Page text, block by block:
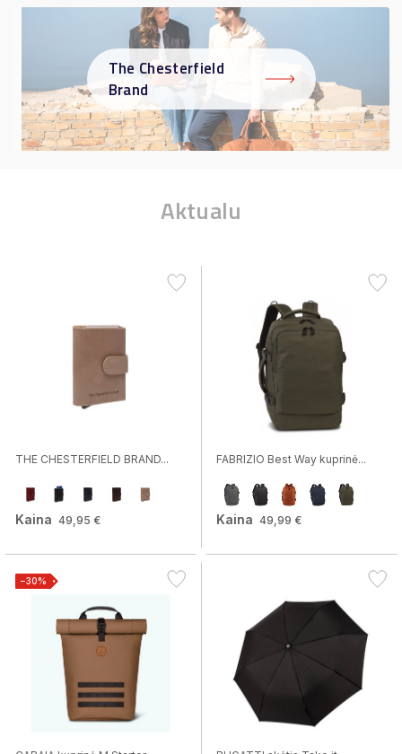
The Chesterfield
Brand
Aktualu
THE CHESTERFIELD BRAND...
Kaina 49,95 €
FABRIZIO Best Way kuprinė...
Kaina 49,99 €
−30%